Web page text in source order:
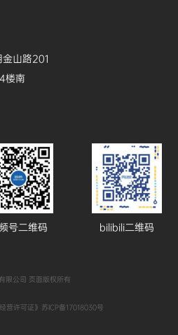
山路201
南
号二维码 bilibili二维码
限公司 页面版权所有
营许可证》 苏ICP备17018030号